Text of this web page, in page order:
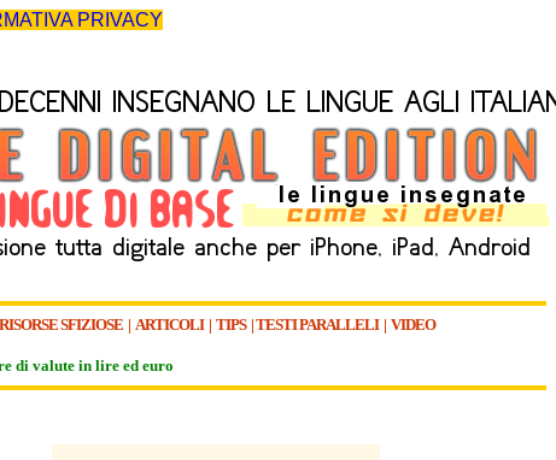
PRIVACY
RISORSE SFIZIOSE | ARTICOLI| TIPS|TESTI PARALLELI| VIDEO
di valute in lire ed euro